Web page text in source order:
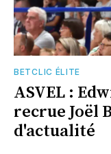
BETCLIC ÉLITE
ASVEL :
recrue Joël
d'actualité